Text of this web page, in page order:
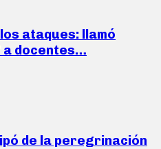
ataques: llamó
docentes…
de la peregrinación